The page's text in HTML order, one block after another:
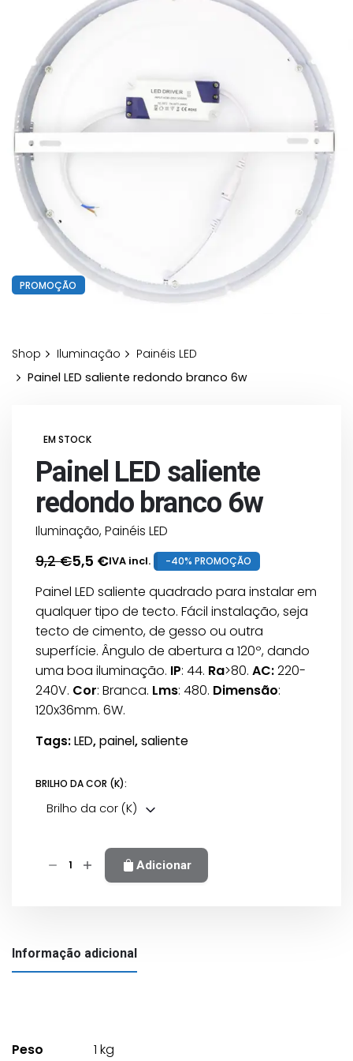
PROMOÇÃO
Shop Iluminação
Painéis LED
Painel LED saliente redondo branco 6w
EM STOCK
Painel LED saliente
redondo branco 6w
Iluminação, Painéis LED
9,2€
O
preço
original
era:
9,2 €.
5,5 €
O
preço
atual
é:
5,5 €.
IVA incl. -40% PROMOÇÃO
Painel LED saliente quadrado para instalar em
qualquer tipo de tecto. Fácil instalação, seja
tecto de cimento, de gesso ou outra
superfície. Ângulo de abertura a 120º, dando
uma boa iluminação. IP: 44. Ra>80. AC:220-
240V. Cor: Branca. Lms: 480. Dimensão:
120x36mm. 6W.
Tags:LED,painel,saliente
BRILHO DA COR (K):
Brilho da cor (K)
Quantidade
redondo
branco
Adicionar
Informação adicional
Peso 1 kg